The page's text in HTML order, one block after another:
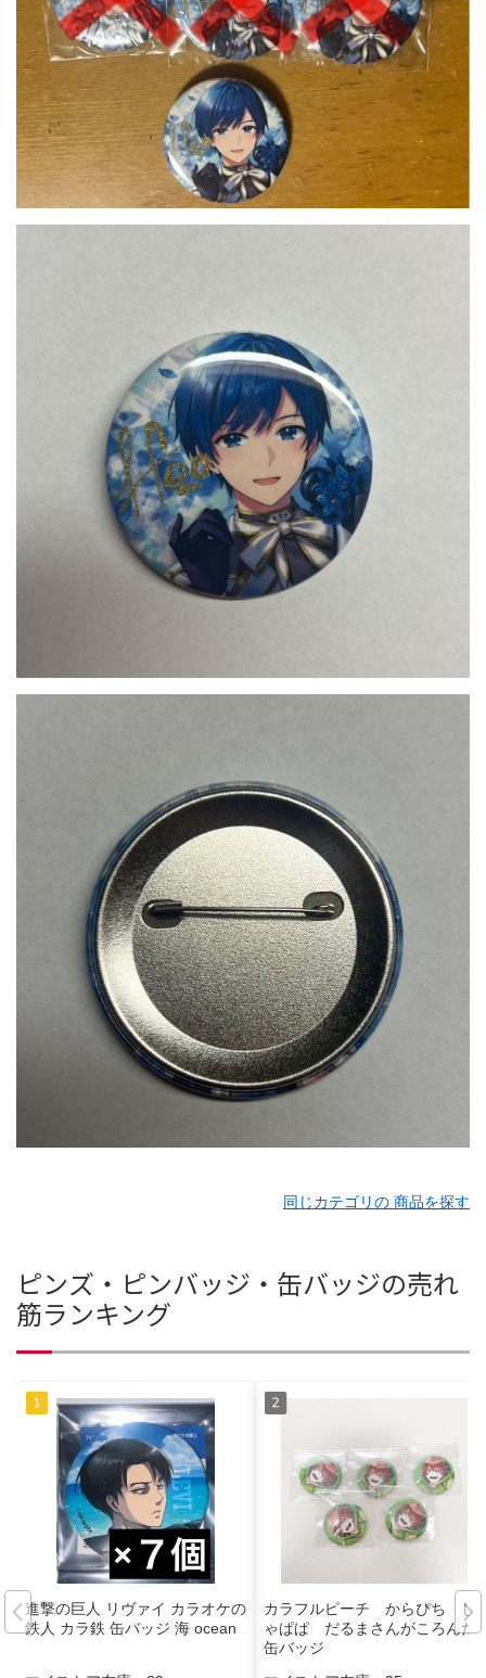
同じカテゴリの 商品を探す
ピンズ・ピンバッジ・缶バッジの売れ
筋ランキング
進撃の巨人 リヴァイ カラオケの
鉄人 カラ鉄 缶バッジ 海 ocean
カラフルピーチ からぴち じ
ゃぱぱ だるまさんがころんだ
缶バッジ